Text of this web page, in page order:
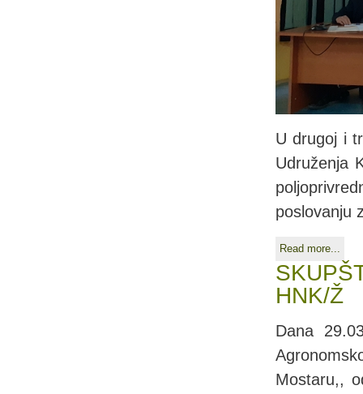
U drugoj i
Udruženja
poslovanju
Read more...
HNK/Ž
Dana
Mostaru,,